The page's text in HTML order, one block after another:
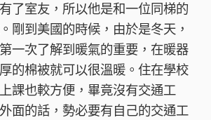
了室友，所以他是和一位同梯的
剛到美國的時候，由於是冬天，
一次了解到暖氣的重要，在暖器
的棉被就可以很溫暖。住在學校
課也較方便，畢竟沒有交通工
面的話，勢必要有自己的交通工